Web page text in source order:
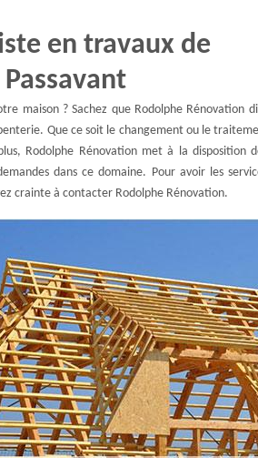
en travaux de
maison ? Sachez que Rodolphe Rénovation
Que ce soit le changement ou le
Rodolphe Rénovation met à la disposition
dans ce domaine. Pour avoir les
crainte à contacter Rodolphe Rénovation.